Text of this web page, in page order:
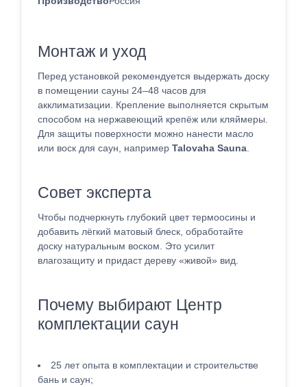
Монтаж и уход
Перед установкой рекомендуется выдержать доску
в помещении сауны 24–48 часов для
акклиматизации. Крепление выполняется скрытым
способом на нержавеющий крепёж или кляймеры.
Для защиты поверхности можно нанести масло
или воск для саун, например Talovaha Sauna
Совет эксперта
Чтобы подчеркнуть глубокий цвет термоосины и
добавить лёгкий матовый блеск, обработайте
доску натуральным воском. Это усилит
влагозащиту и придаст дереву «живой» вид.
Почему выбирают Центр
комплектации саун
25 лет опыта в комплектации и строительстве
бань и саун;